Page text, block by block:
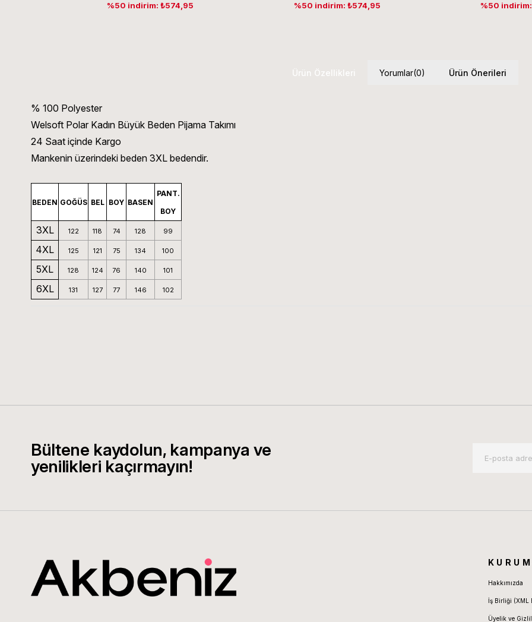
%50 indirim: ₺574,95 %50 indirim: ₺574,95 %50
Ürün Özellikleri Yorumlar(0) Ürün Önerileri
% 100 Polyester
Welsoft Polar Kadın Büyük Beden Pijama Takımı
24 Saat içinde Kargo
Mankenin üzerindeki beden 3XL bedendir.
BEDEN GOĞÜS BEL BOY BASEN
PANT.
BOY
3XL 122 118 74 128 99
4XL 125 121 75 134 100
5XL 128 124 76 140 101
6XL 131 127 77 146 102
Bültene kaydolun, kampanya ve
yenilikleri kaçırmayın!
Hakkımızda
İş Birliği (XML
Üyelik ve